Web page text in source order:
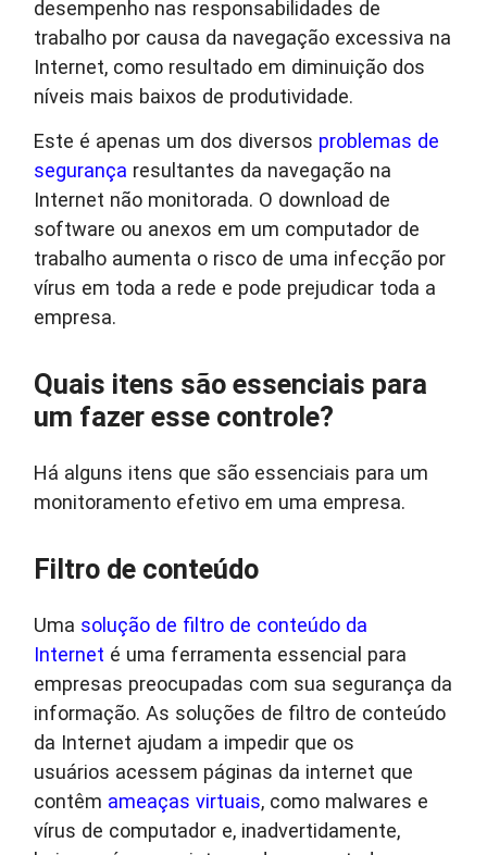
desempenho nas responsabilidades de
trabalho por causa da navegação excessiva na
Internet, como resultado em diminuição dos
níveis mais baixos de produtividade.
Este é apenas um dos diversos problemas de
segurança resultantes da navegação na
Internet não monitorada. O download de
software ou anexos em um computador de
trabalho aumenta o risco de uma infecção por
vírus em toda a rede e pode prejudicar toda a
empresa.
Quais itens são essenciais para
um fazer esse controle?
Há alguns itens que são essenciais para um
monitoramento efetivo em uma empresa.
Filtro de conteúdo
Uma solução de filtro de conteúdo da
Internet é uma ferramenta essencial para
empresas preocupadas com sua segurança da
informação. As soluções de filtro de conteúdo
da Internet ajudam a impedir que os
usuários acessem páginas da internet que
contêm ameaças virtuais, como malwares e
vírus de computador e, inadvertidamente,